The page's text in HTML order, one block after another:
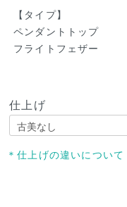
【タイプ】
ペンダントトップ
フライトフェザー
仕上げ
＊仕上げの違いについて